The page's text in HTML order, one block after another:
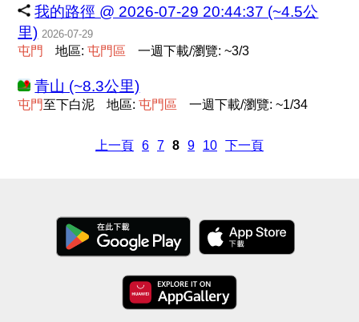
我的路徑 @ 2026-07-29 20:44:37 (~4.5公
里) 2026-07-29
屯門 地區:屯門 區 一週下載/瀏覽: ~3/3
青山 (~8.3公里)
屯門至下白泥 地區:屯門 區 一週下載/瀏覽: ~1/34
上一頁 6 7 8 9 10 下一頁